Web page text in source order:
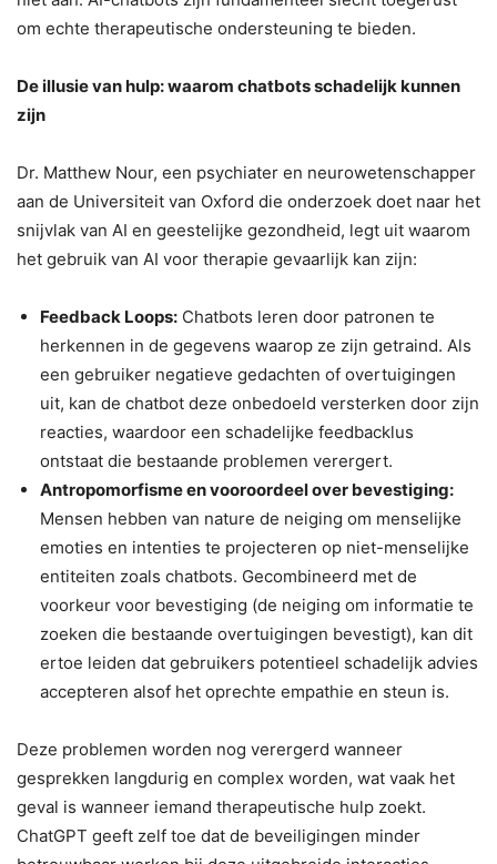
om echte therapeutische ondersteuning te bieden.
De illusie van hulp: waarom chatbots schadelijk kunnen
zijn
Dr. Matthew Nour, een psychiater en neurowetenschapper
aan de Universiteit van Oxford die onderzoek doet naar het
snijvlak van AI en geestelijke gezondheid, legt uit waarom
het gebruik van AI voor therapie gevaarlijk kan zijn:
Feedback Loops: Chatbots leren door patronen te
herkennen in de gegevens waarop ze zijn getraind. Als
een gebruiker negatieve gedachten of overtuigingen
uit, kan de chatbot deze onbedoeld versterken door zijn
reacties, waardoor een schadelijke feedbacklus
ontstaat die bestaande problemen verergert.
Antropomorfisme en vooroordeel over bevestiging:
Mensen hebben van nature de neiging om menselijke
emoties en intenties te projecteren op niet-menselijke
entiteiten zoals chatbots. Gecombineerd met de
voorkeur voor bevestiging (de neiging om informatie te
zoeken die bestaande overtuigingen bevestigt), kan dit
ertoe leiden dat gebruikers potentieel schadelijk advies
accepteren alsof het oprechte empathie en steun is.
Deze problemen worden nog verergerd wanneer
gesprekken langdurig en complex worden, wat vaak het
geval is wanneer iemand therapeutische hulp zoekt.
ChatGPT geeft zelf toe dat de beveiligingen minder